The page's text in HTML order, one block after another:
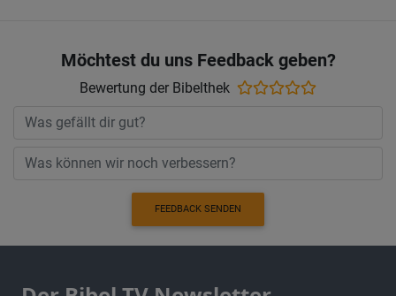
Möchtest du uns Feedback geben?
Bewertung der Bibelthek
FEEDBACK SENDEN